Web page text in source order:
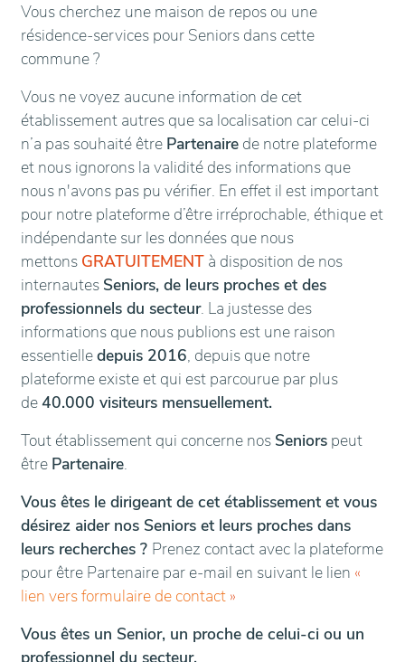
Vous cherchez une maison de repos ou une
résidence-services pour Seniors dans cette
commune ?
Vous ne voyez aucune information de cet
établissement autres que sa localisation car celui-ci
n’a pas souhaité être Partenaire de notre plateforme
et nous ignorons la validité des informations que
nous n'avons pas pu vérifier. En effet il est important
pour notre plateforme d’être irréprochable, éthique et
indépendante sur les données que nous
mettons GRATUITEMENT à disposition de nos
internautes Seniors, de leurs proches et des
professionnels du secteur. La justesse des
informations que nous publions est une raison
essentielledepuis 2016, depuis que notre
plateforme existe et qui est parcourue par plus
de40.000 visiteurs mensuellement.
Tout établissement qui concerne nos Seniors peut
être Partenaire.
Vous êtes le dirigeant de cet établissement et vous
désirez aider nos Seniors et leurs proches dans
leurs recherches ? Prenez contact avec la plateforme
pour être Partenaire par e-mail en suivant le lien «
lien vers formulaire de contact »
Vous êtes un Senior, un proche de celui-ci ou un
professionnel du secteur.